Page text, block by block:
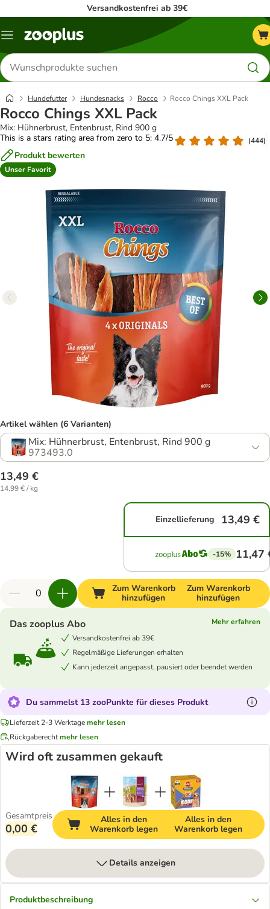
Versandkostenfrei ab 39€
Menü
Produkte
suchen
Hundefutter Hundesnacks Rocco Rocco Chings XXL Pack
Rocco Chings XXL Pack
Mix: Hühnerbrust, Entenbrust, Rind 900 g
This is a stars rating area from zero to 5: 4.7/5
(444)
Produkt bewerten
Unser Favorit
Artikel wählen (6 Varianten)
Mix: Hühnerbrust, Entenbrust, Rind 900 g
973493.0
13,49 €
14,99 € / kg
Einzellieferung 13,49 €
-15% 11,47
Zum Warenkorb
hinzufügen
Zum Warenkorb
hinzufügen
Das zooplus Abo
Mehr erfahren
Versandkostenfrei ab 39€
Regelmäßige Lieferungen erhalten
Kann jederzeit angepasst, pausiert oder beendet werden
Du sammelst 13 zooPunkte für dieses Produkt
Lieferzeit 2-3 Werktagemehr lesen
Rückgaberechtmehr lesen
Wird oft zusammen gekauft
Gesamtpreis
0,00 €
Alles in den
Warenkorb legen
Alles in den
Warenkorb legen
Details anzeigen
Produktbeschreibung